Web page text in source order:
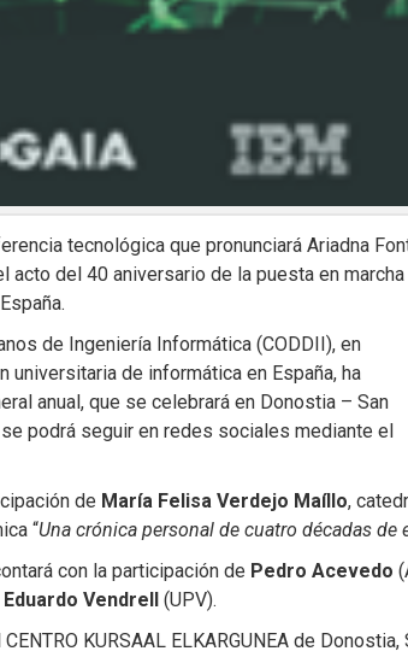
tecnológica que pronunciará Ariadna
acto del 40 aniversario de la puesta en marcha
de Ingeniería Informática (CODDII), en
de informática en España, ha
anual, que se celebrará en Donostia – San
podrá seguir en redes sociales mediante el
de María Felisa Verdejo Maíllo,
“Una crónica personal de cuatro décadas
con la participación de Pedro Acevedo
Eduardo Vendrell
(UPV).
KURSAAL ELKARGUNEA de